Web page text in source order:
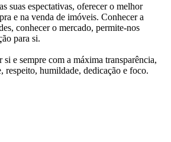
suas espectativas, oferecer o melhor
e na venda de imóveis. Conhecer a
conhecer o mercado, permite-nos
para si.
si e sempre com a máxima transparência,
respeito, humildade, dedicação e foco.